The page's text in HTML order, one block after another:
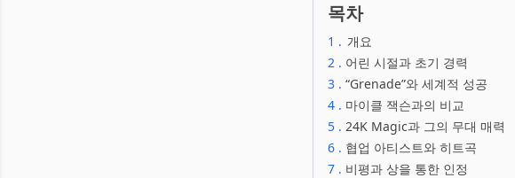
목차
1 . 개요
2 . 어린 시절과 초기 경력
3 . “Grenade”와 세계적 성공
4 . 마이클 잭슨과의 비교
5 . 24K Magic과 그의 무대 매력
6 . 협업 아티스트와 히트곡
7 . 비평과 상을 통한 인정